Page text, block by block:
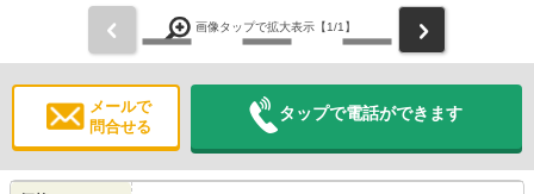
画像タップで拡大表示【1/1】
メールで
問合せる
タップで電話ができます